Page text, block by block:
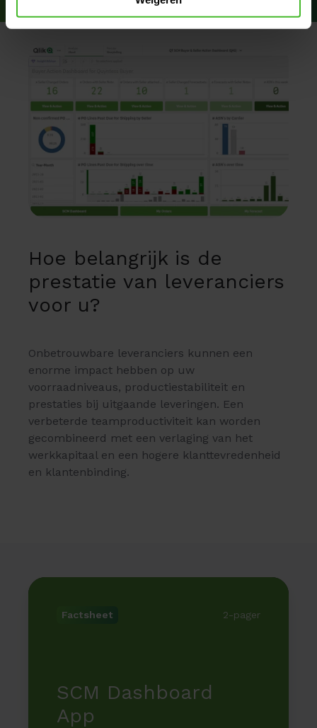
Hoe belangrijk is de
prestatie van leveranciers
voor u?
Onbetrouwbare leveranciers kunnen een
enorme impact hebben op uw
voorraadniveaus, productiestabiliteit en
prestaties bij uitgaande leveringen. Een
verbeterde teamproductiviteit kan worden
gecombineerd met een verlaging van het
werkkapitaal en een hogere klanttevredenheid
en klantenbinding.
Factsheet 2-pager
SCM Dashboard
App